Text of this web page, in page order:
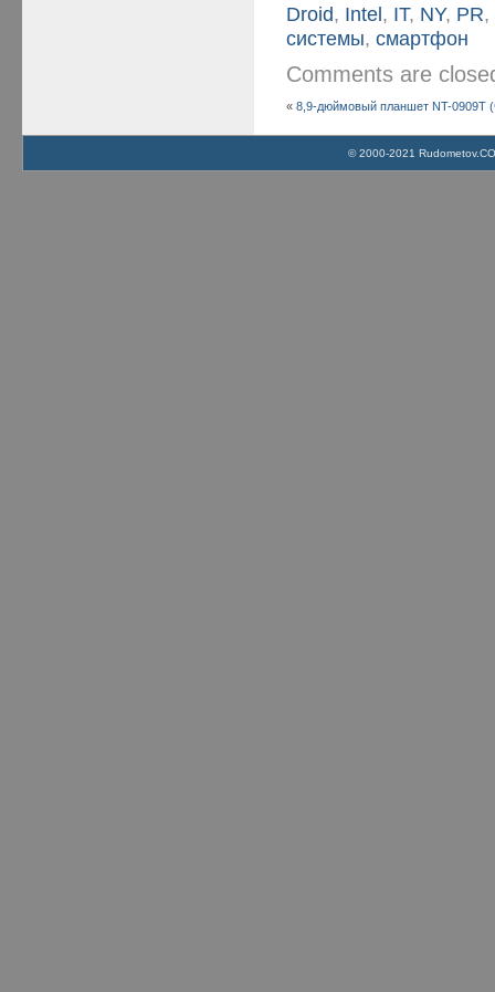
Droid, Intel, IT, NY, PR,
системы,смартфон
Comments are
«8,9-дюймовый планшет NT-0909T
© 2000-2021